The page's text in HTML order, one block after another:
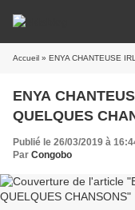
Accueil » ENYA CHANTEUSE
ENYA
QUELQUES
Publié le 26/03/2019 à
Par Congobo